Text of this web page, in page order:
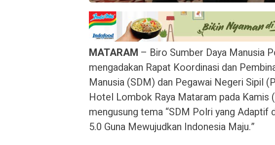
MATARAM – Biro Sumber Daya Manusia
mengadakan Rapat Koordinasi dan
Manusia (SDM) dan Pegawai Negeri Sipil
Hotel Lombok Raya Mataram pada Kamis
mengusung tema “SDM Polri yang
5.0 Guna Mewujudkan Indonesia Maju.”